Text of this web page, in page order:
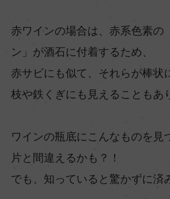
赤ワインの場合は、赤系色素の
ン」が酒石に付着するため、
赤サビにも似て、それらが棒状
枝や鉄くぎにも見えることもあ
ワインの瓶底にこんなものを見
片と間違えるかも？！
でも、知っていると驚かずに済